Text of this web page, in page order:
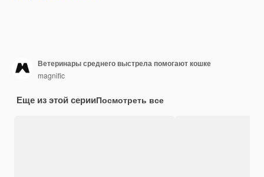
Ветеринары среднего выстрела помогают кошке
magnific
Еще из этой серииПосмотреть все